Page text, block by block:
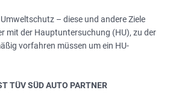
– diese und andere Ziele
mit der Hauptuntersuchung (HU), zu der
vorfahren müssen um ein HU-
TÜV SÜD AUTO PARTNER